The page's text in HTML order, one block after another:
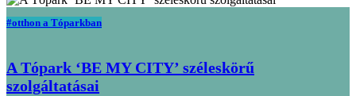
#otthon a Tóparkban
A Tópark ‘BE MY CITY’ széleskörű
szolgáltatásai